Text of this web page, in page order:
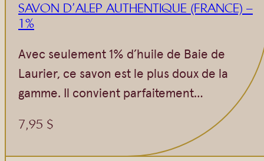
SAVON D’ALEP AUTHENTIQUE (FRANCE) –
1%
Avec seulement 1% d’huile de Baie de
Laurier, ce savon est le plus doux de la
gamme. Il convient parfaitement…
7,95 $